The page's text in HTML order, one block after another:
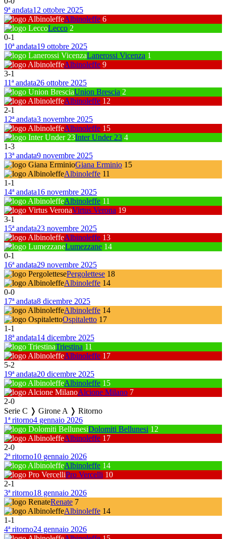
9ª andata12 ottobre 2025
Albinoleffe 6
Lecco 2
0-1
10ª andata19 ottobre 2025
Lanerossi Vicenza 1
Albinoleffe 9
3-1
11ª andata26 ottobre 2025
Union Brescia 2
Albinoleffe 12
2-1
12ª andata3 novembre 2025
Albinoleffe 15
Inter Under 23 4
1-3
13ª andata9 novembre 2025
Giana Erminio 15
Albinoleffe 11
1-1
14ª andata16 novembre 2025
Albinoleffe 11
Virtus Verona 19
3-1
15ª andata23 novembre 2025
Albinoleffe 13
Lumezzane 14
0-1
16ª andata29 novembre 2025
Pergolettese 18
Albinoleffe 14
0-0
17ª andata8 dicembre 2025
Albinoleffe 14
Ospitaletto 17
1-1
18ª andata14 dicembre 2025
Triestina 11
Albinoleffe 17
5-2
19ª andata20 dicembre 2025
Albinoleffe 15
Alcione Milano 7
2-0
Serie C ❭ Girone A ❭ Ritorno
1ª ritorno4 gennaio 2026
Dolomiti Bellunesi 12
Albinoleffe 17
2-0
2ª ritorno10 gennaio 2026
Albinoleffe 14
Pro Vercelli 10
2-1
3ª ritorno18 gennaio 2026
Renate 7
Albinoleffe 14
1-1
4ª ritorno24 gennaio 2026